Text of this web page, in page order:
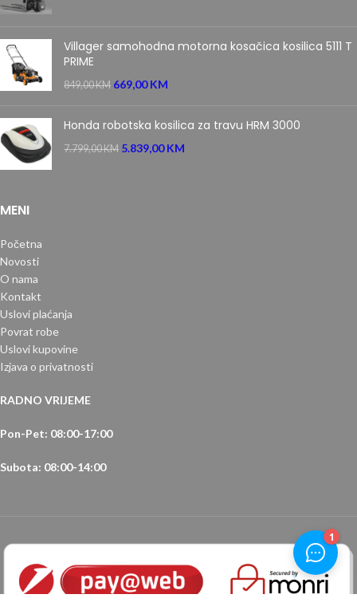
Villager samohodna motorna kosačica kosilica 5111 T
PRIME
849,00KM 669,00KM
Honda robotska kosilica za travu HRM 3000
7.799,00KM 5.839,00KM
MENI
Početna
Novosti
O nama
Kontakt
Uslovi plaćanja
Povrat robe
Uslovi kupovine
Izjava o privatnosti
RADNO VRIJEME
Pon-Pet: 08:00-17:00
Subota: 08:00-14:00